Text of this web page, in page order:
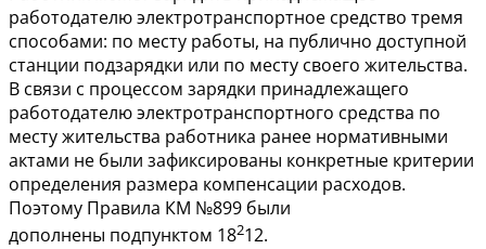
работодателю электротранспортное средство тремя
способами: по месту работы, на публично доступной
станции подзарядки или по месту своего жительства.
В связи с процессом зарядки принадлежащего
работодателю электротранспортного средства по
месту жительства работника ранее нормативными
актами не были зафиксированы конкретные критерии
определения размера компенсации расходов.
Поэтому Правила КМ №899 были
дополнены подпунктом 18212.